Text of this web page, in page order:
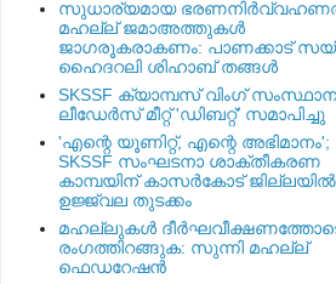
സുധാര്യമായ
മഹല്ല് ജമാഅത്തുകള്‍
ജാഗരൂകരാകണം: പാണക്കാട്
ഹൈദറലി ശിഹാബ് തങ്ങള്‍
SKSSF ക്യാമ്പസ് വിംഗ് സംസ്ഥാന
ലീഡേർസ് മീറ്റ് 'ഡിബറ്റ്' സമാപിച്ചു
'എന്റെ യൂണിറ്റ്, എന്റെ അഭിമാനം';
SKSSF സംഘടനാ ശാക്തീകരണ
കാമ്പയിന് കാസര്‍കോട് ജില്ലയില്‍
ഉജ്ജ്വല തുടക്കം
മഹല്ലുകള്‍
രംഗത്തിറങ്ങുക: സുന്നി മഹല്ല്
ഫെഡറേഷന്‍